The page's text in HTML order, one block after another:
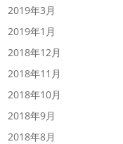
2019年3月
2019年1月
2018年12月
2018年11月
2018年10月
2018年9月
2018年8月